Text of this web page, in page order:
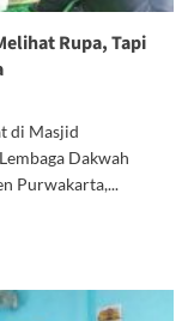
Rupa, Tapi
di Masjid
Dakwah
Purwakarta,...